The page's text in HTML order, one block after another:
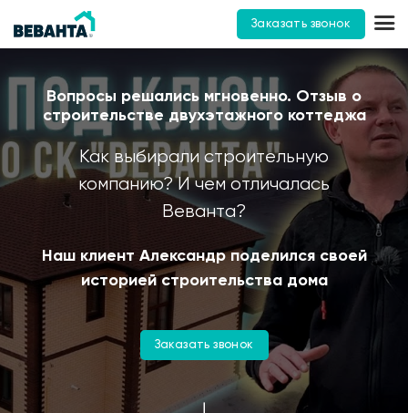
Заказать звонок
Вопросы решались мгновенно. Отзыв о
строительстве двухэтажного коттеджа
Как выбирали строительную
компанию? И чем отличалась
Веванта?
Наш клиент Александр поделился своей
историей строительства дома
Заказать звонок